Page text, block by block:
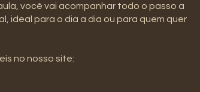
você vai acompanhar todo o passo a
ideal para o dia a dia ou para quem quer
no nosso site: